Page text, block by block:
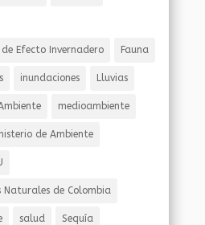
de Efecto Invernadero Fauna
inundaciones Lluvias
medioambiente
de Ambiente
Naturales de Colombia
salud Sequía